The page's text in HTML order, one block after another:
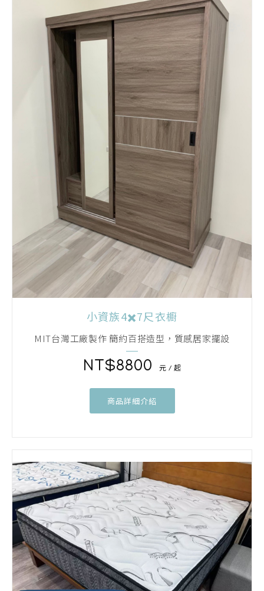
小資族4✖️7尺衣櫥
MIT台灣工廠製作 簡約百搭造型，質感居家擺設
8800
商品詳細介紹